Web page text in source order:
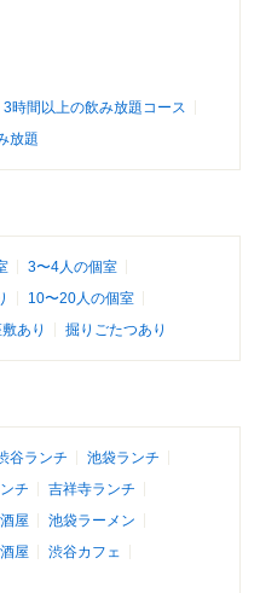
3時間以上の飲み放題コース
放題
3〜4人の個室
10〜20人の個室
あり 掘りごたつあり
谷ランチ
池袋ランチ
チ
吉祥寺ランチ
屋
池袋ラーメン
屋
渋谷カフェ